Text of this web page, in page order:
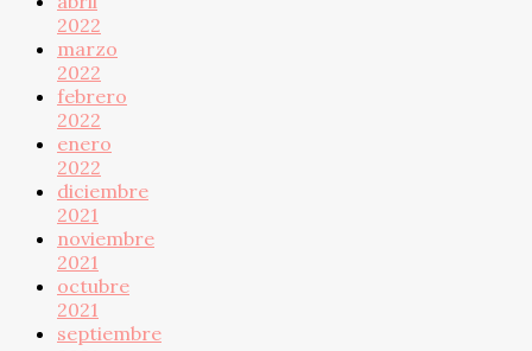
2022
marzo
2022
febrero
2022
enero
2022
diciembre
2021
noviembre
2021
octubre
2021
septiembre